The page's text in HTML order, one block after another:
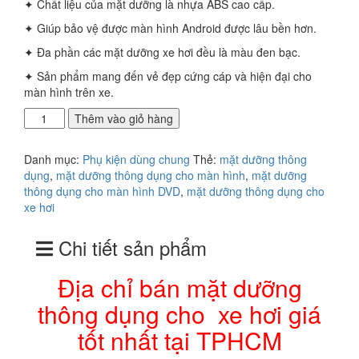
✦ Chất liệu của mặt dưỡng là nhựa ABS cao cấp.
✦ Giúp bảo vệ được màn hình Android được lâu bền hơn.
✦ Đa phần các mặt dưỡng xe hơi đều là màu đen bạc.
✦ Sản phẩm mang đến vẻ đẹp cứng cáp và hiện đại cho
màn hình trên xe.
chỉ
mặt
dưỡng
thông
dụng
hơi
nhất
Thêm vào giỏ hàng
Danh mục: Phụ kiện dùng chung Thẻ: mặt dưỡng thông
dụng, mặt dưỡng thông dụng cho màn hình, mặt dưỡng
thông dụng cho màn hình DVD, mặt dưỡng thông dụng cho
xe hơi
Chi tiết sản phẩm
Địa chỉ bán mặt dưỡng
thông dụng cho xe hơi giá
tốt nhất tại TPHCM